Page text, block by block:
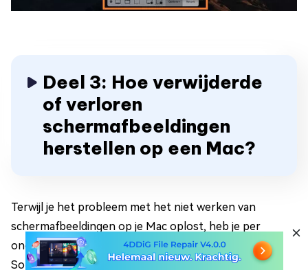
Deel 3: Hoe verwijderde
of verloren
schermafbeeldingen
herstellen op een Mac?
Terwijl je het probleem met het niet werken van
schermafbeeldingen op je Mac oplost, heb je per
ongeluk belangrijke schermafbeeldingen verwijderd?
Soms gebeurt dat. Soms verwijderen we per ongeluk